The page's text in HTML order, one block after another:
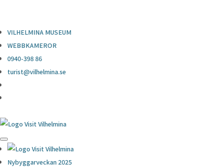
VILHELMINA MUSEUM
WEBBKAMEROR
0940-398 86
turist@vilhelmina.se
Nybyggarveckan 2025